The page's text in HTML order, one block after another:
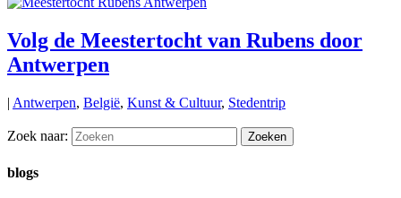
Volg de Meestertocht van Rubens door
Antwerpen
| Antwerpen, België, Kunst & Cultuur, Stedentrip
Zoek naar:
blogs